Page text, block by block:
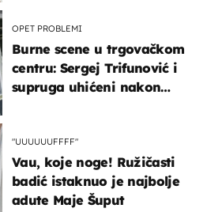
OPET PROBLEMI
Burne scene u trgovačkom
centru: Sergej Trifunović i
supruga uhićeni nakon
"UUUUUUFFFF"
Vau, koje noge! Ružičasti
badić istaknuo je najbolje
adute Maje Šuput